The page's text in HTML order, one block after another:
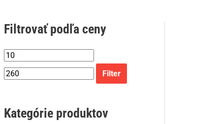
Filtrovať podľa ceny
Filter
Kategórie produktov